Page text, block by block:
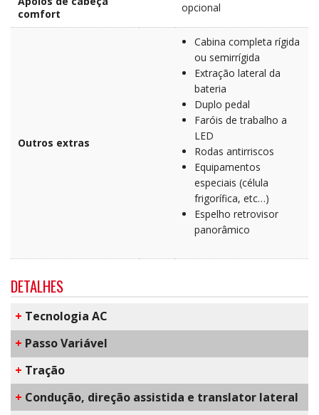
comfort
opcional
Outros extras
Cabina completa rígida
ou semirrígida
Extração lateral da
bateria
Duplo pedal
Faróis de trabalho a
LED
Rodas antirriscos
Equipamentos
especiais (célula
frigorífica, etc…)
Espelho retrovisor
panorâmico
DETALHES
+ ​Tecnologia AC
+ Passo Variável
+ Tração
+ Condução, direção assistida e translator lateral